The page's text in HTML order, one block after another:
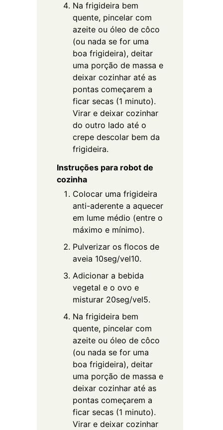
Na frigideira bem
quente, pincelar com
azeite ou óleo de côco
(ou nada se for uma
boa frigideira), deitar
uma porção de massa e
deixar cozinhar até as
pontas começarem a
ficar secas (1 minuto).
Virar e deixar cozinhar
do outro lado até o
crepe descolar bem da
frigideira.
Instruções para robot de
cozinha
Colocar uma frigideira
anti-aderente a aquecer
em lume médio (entre o
máximo e mínimo).
Pulverizar os flocos de
aveia 10seg/vel10.
Adicionar a bebida
vegetal e o ovo e
misturar 20seg/vel5.
Na frigideira bem
quente, pincelar com
azeite ou óleo de côco
(ou nada se for uma
boa frigideira), deitar
uma porção de massa e
deixar cozinhar até as
pontas começarem a
ficar secas (1 minuto).
Virar e deixar cozinhar